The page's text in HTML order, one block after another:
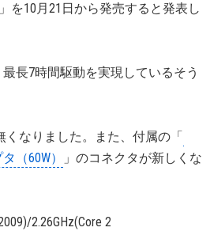
」を10月21日から発売すると発表し
長7時間駆動を実現しているそう
くなりました。また、付属の「
（60W）
」のコネクタが新しくな
2.26GHz(Core 2